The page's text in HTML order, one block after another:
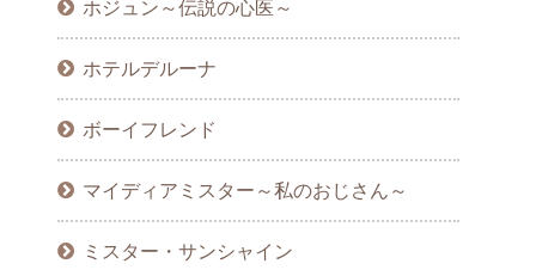
ホジュン～伝説の心医～
ホテルデルーナ
ボーイフレンド
マイディアミスター～私のおじさん～
ミスター・サンシャイン